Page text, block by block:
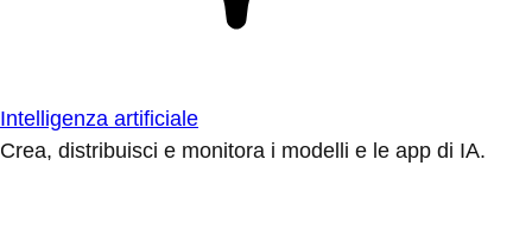
Intelligenza artificiale
Crea, distribuisci e monitora i modelli e le app di IA.